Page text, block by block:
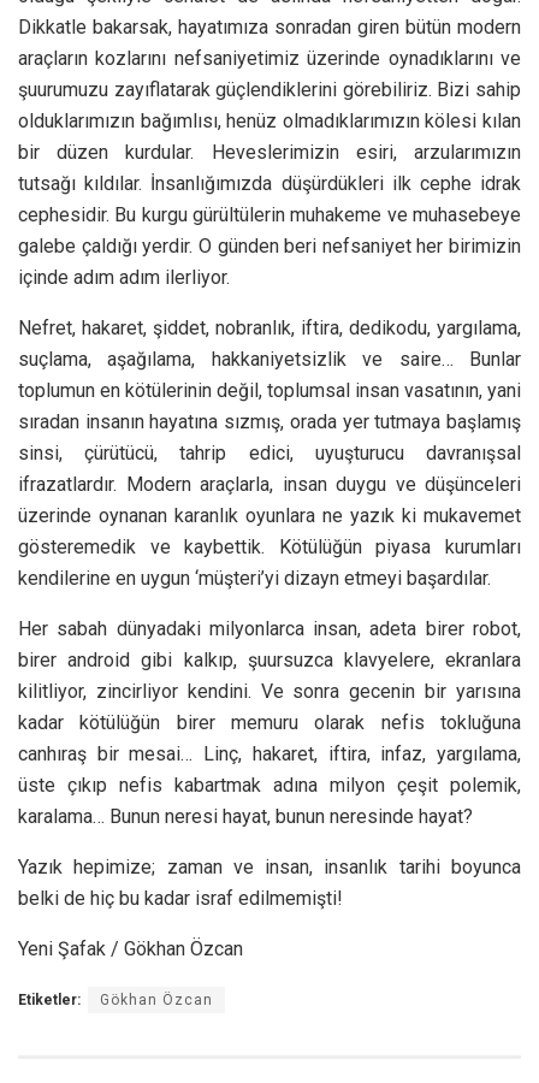
Dikkatle bakarsak, hayatımıza sonradan giren bütün modern
araçların kozlarını nefsaniyetimiz üzerinde oynadıklarını ve
şuurumuzu zayıflatarak güçlendiklerini görebiliriz. Bizi sahip
olduklarımızın bağımlısı, henüz olmadıklarımızın kölesi kılan
bir düzen kurdular. Heveslerimizin esiri, arzularımızın
tutsağı kıldılar. İnsanlığımızda düşürdükleri ilk cephe idrak
cephesidir. Bu kurgu gürültülerin muhakeme ve muhasebeye
galebe çaldığı yerdir. O günden beri nefsaniyet her birimizin
içinde adım adım ilerliyor.
Nefret, hakaret, şiddet, nobranlık, iftira, dedikodu, yargılama,
suçlama, aşağılama, hakkaniyetsizlik ve saire… Bunlar
toplumun en kötülerinin değil, toplumsal insan vasatının, yani
sıradan insanın hayatına sızmış, orada yer tutmaya başlamış
sinsi, çürütücü, tahrip edici, uyuşturucu davranışsal
ifrazatlardır. Modern araçlarla, insan duygu ve düşünceleri
üzerinde oynanan karanlık oyunlara ne yazık ki mukavemet
gösteremedik ve kaybettik. Kötülüğün piyasa kurumları
kendilerine en uygun ‘müşteri’yi dizayn etmeyi başardılar.
Her sabah dünyadaki milyonlarca insan, adeta birer robot,
birer android gibi kalkıp, şuursuzca klavyelere, ekranlara
kilitliyor, zincirliyor kendini. Ve sonra gecenin bir yarısına
kadar kötülüğün birer memuru olarak nefis tokluğuna
canhıraş bir mesai… Linç, hakaret, iftira, infaz, yargılama,
üste çıkıp nefis kabartmak adına milyon çeşit polemik,
karalama… Bunun neresi hayat, bunun neresinde hayat?
Yazık hepimize; zaman ve insan, insanlık tarihi boyunca
belki de hiç bu kadar israf edilmemişti!
Yeni Şafak / Gökhan Özcan
Etiketler: Gökhan Özcan